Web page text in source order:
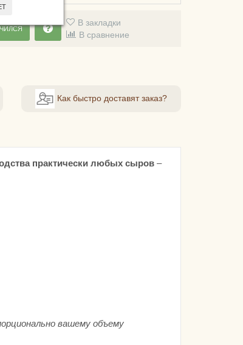
В закладки
В сравнение
Как быстро доставят заказ?
практически любых сыров –
вашему объему